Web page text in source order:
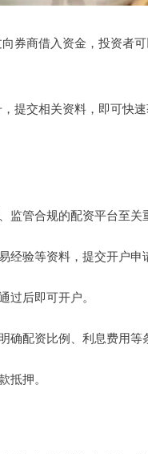
券商借入资金，投资者
提交相关资料，即可快
管合规的配资平台至关
验等资料，提交开户申
后即可开户。
配资比例、利息费用等
押。